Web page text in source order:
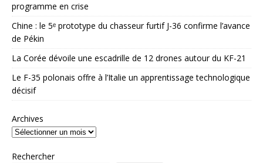
programme en crise
Chine : le 5ᵉ prototype du chasseur furtif J-36 confirme l’avance
de Pékin
La Corée dévoile une escadrille de 12 drones autour du KF-21
Le F-35 polonais offre à l’Italie un apprentissage technologique
décisif
Archives
Rechercher